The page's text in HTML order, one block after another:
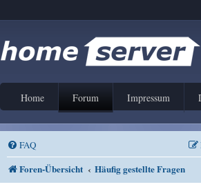
Home Forum Impressum
FAQ
Foren-Übersicht Häufig gestellte Fragen